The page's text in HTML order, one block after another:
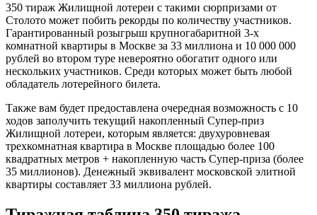
350 тираж Жилищной лотереи с такими сюрпризами от
Столото может побить рекорды по количеству участников.
Гарантированный розыгрыш крупногабаритной 3-х
комнатной квартиры в Москве за 33 миллиона и 10 000 000
рублей во втором туре невероятно обогатит одного или
нескольких участников. Среди которых может быть любой
обладатель лотерейного билета.
Также вам будет предоставлена очередная возможность с 10
ходов заполучить текущий накопленный Супер-приз
Жилищной лотереи, которым является: двухуровневая
трехкомнатная квартира в Москве площадью более 100
квадратных метров + накопленную часть Супер-приза (более
35 миллионов). Денежный эквивалент московской элитной
квартиры составляет 33 миллиона рублей.